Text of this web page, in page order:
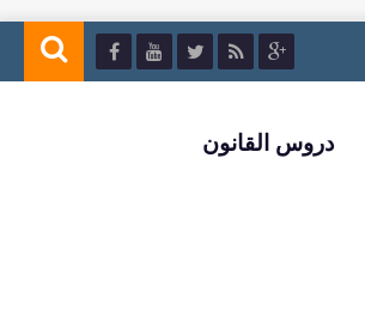
دروس القانون